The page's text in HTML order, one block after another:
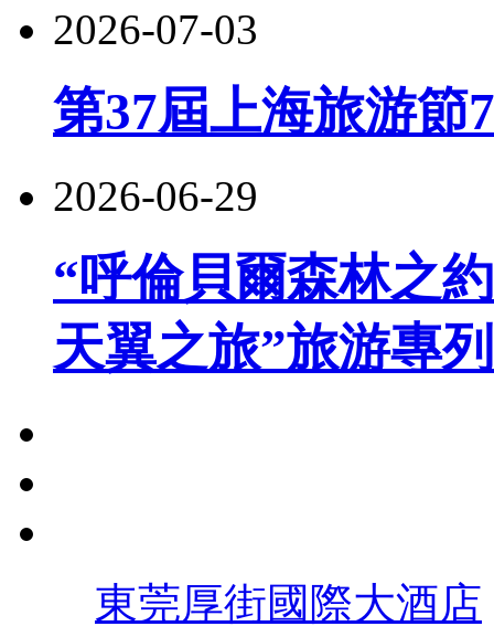
2026-07-03
第37屆上海旅游節
2026-06-29
“呼倫貝爾森林之
天翼之旅”旅游專
東莞厚街國際大酒店